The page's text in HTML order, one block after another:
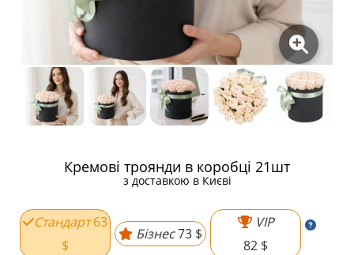
Кремові троянди в коробці 21шт
з доставкою в Києві
Стандарт 63
$
Бізнес73 $
VIP
82 $